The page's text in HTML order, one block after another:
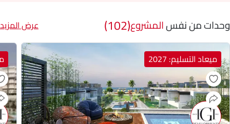
وحدات من نفسالمشروع(102) عرض المزيد
ميعاد التسليم: 2027